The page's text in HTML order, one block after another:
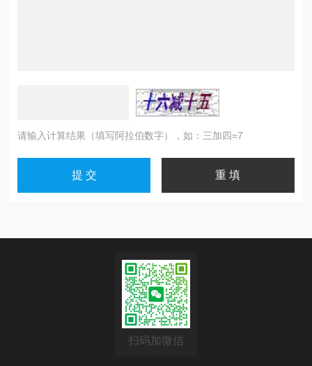
请输入计算结果（填写阿拉伯数字），如：三加四=7
扫码加微信